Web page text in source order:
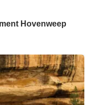
Hovenweep